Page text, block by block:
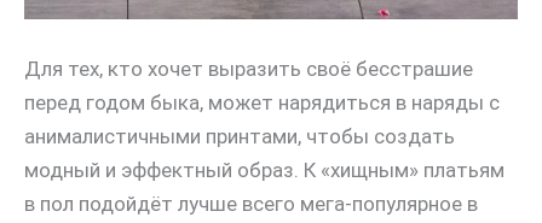
Для тех, кто хочет выразить своё бесстрашие
перед годом быка, может нарядиться в наряды с
анималистичными принтами, чтобы создать
модный и эффектный образ. К «хищным» платьям
в пол подойдёт лучше всего мега-популярное в